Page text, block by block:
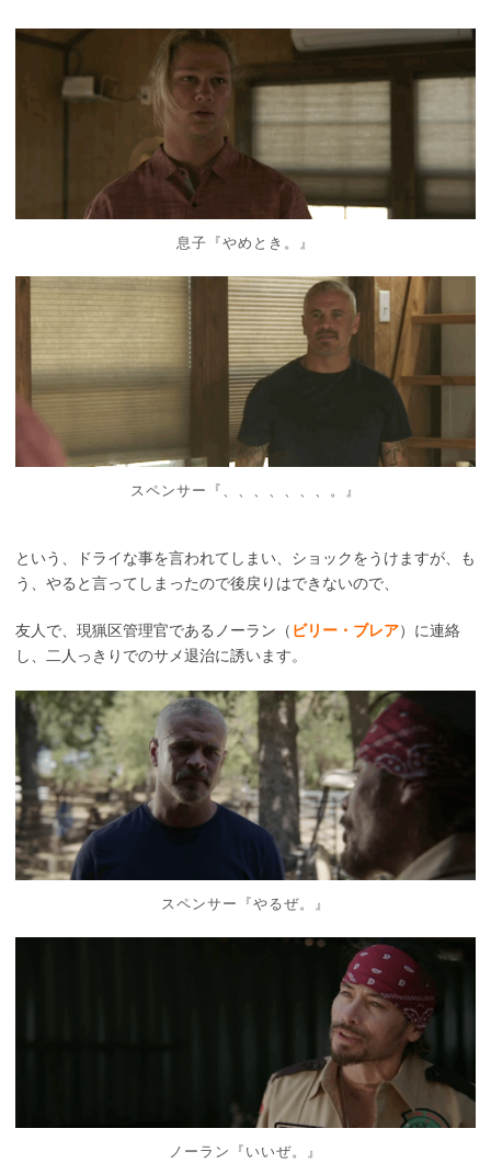
息子『やめとき。』
スペンサー『、、、、、、、。』
という、ドライな事を言われてしまい、ショックをうけますが、も
う、やると言ってしまったので後戻りはできないので、
友人で、現猟区管理官であるノーラン（ ビリー・ブレア）に連絡
し、二人っきりでのサメ退治に誘います。
スペンサー『やるぜ。』
ノーラン『いいぜ。』